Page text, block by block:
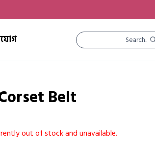
Search..
Belt
out of stock and unavailable.